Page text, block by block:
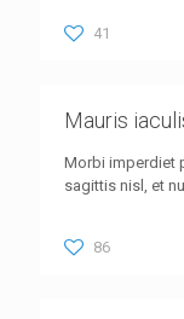
41
Mauris
Morbi imperdiet
sagittis nisl, et
86